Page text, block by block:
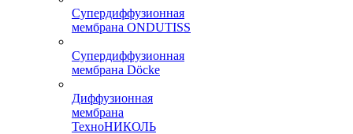
Супердиффузионная
мембрана ONDUTISS
Супердиффузионная
мембрана Döcke
Диффузионная
мембрана
ТехноНИКОЛЬ